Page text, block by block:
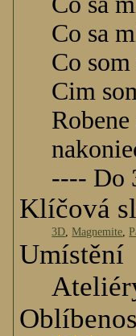
Co sa
Co
Cim
---- Do
Klíčová
3D,Magnemite,
Umístění